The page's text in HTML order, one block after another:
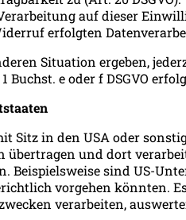
auf dieser
erfolgten
Situation ergeben,
e oder f DSGVO
Sitz in den USA oder
übertragen und dort
sind US-
vorgehen könnten.
verarbeiten,